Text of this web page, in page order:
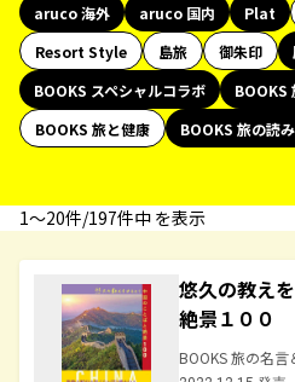
aruco 海外
aruco 国内 Plat
Resort Style
島旅 御朱印
BOOKS スペシャルコラボ
BOOKS
BOOKS 旅と健康
BOOKS 旅の読
1〜20件/197件中 を表示
悠久の教え
絶景１００
BOOKS 旅の名言